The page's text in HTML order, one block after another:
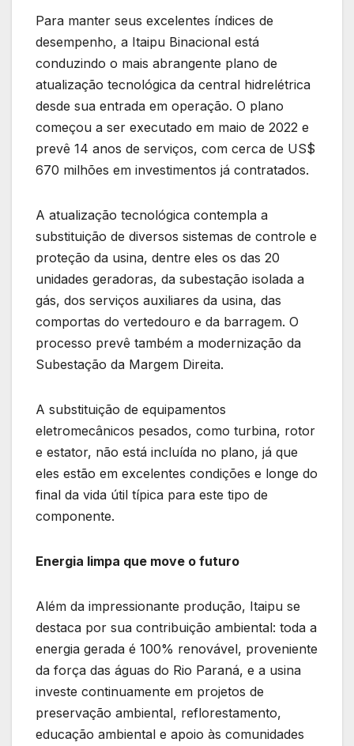
Para manter seus excelentes índices de
desempenho, a Itaipu Binacional está
conduzindo o mais abrangente plano de
atualização tecnológica da central hidrelétrica
desde sua entrada em operação. O plano
começou a ser executado em maio de 2022 e
prevê 14 anos de serviços, com cerca de US$
670 milhões em investimentos já contratados.
A atualização tecnológica contempla a
substituição de diversos sistemas de controle e
proteção da usina, dentre eles os das 20
unidades geradoras, da subestação isolada a
gás, dos serviços auxiliares da usina, das
comportas do vertedouro e da barragem. O
processo prevê também a modernização da
Subestação da Margem Direita.
A substituição de equipamentos
eletromecânicos pesados, como turbina, rotor
e estator, não está incluída no plano, já que
eles estão em excelentes condições e longe do
final da vida útil típica para este tipo de
componente.
Energia limpa que move o futuro
Além da impressionante produção, Itaipu se
destaca por sua contribuição ambiental: toda a
energia gerada é 100% renovável, proveniente
da força das águas do Rio Paraná, e a usina
investe continuamente em projetos de
preservação ambiental, reflorestamento,
educação ambiental e apoio às comunidades